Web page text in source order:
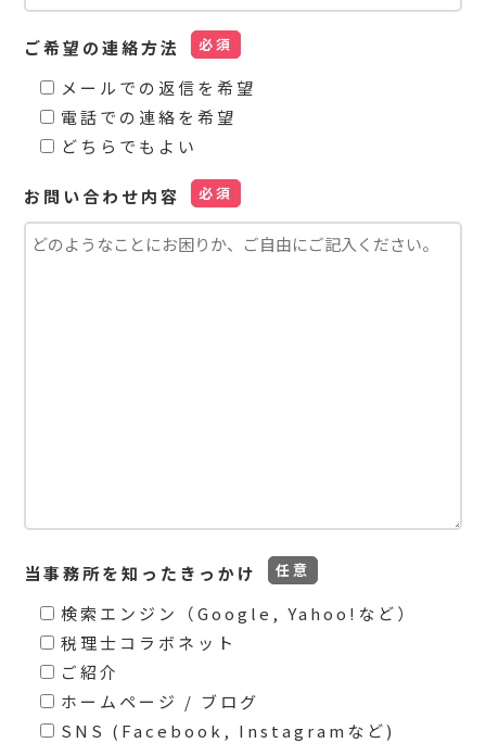
ご希望の連絡方法
メールでの返信を希望
電話での連絡を希望
どちらでもよい
お問い合わせ内容
当事務所を知ったきっかけ
検索エンジン（Google, Yahoo!など）
税理士コラボネット
ご紹介
ホームページ / ブログ
SNS (Facebook, Instagramなど)